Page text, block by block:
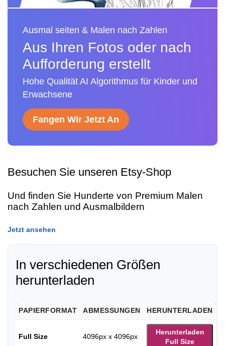
Ausmal seiten & Malen nach Zahlen
Aus Ihren Fotos oder nach
Aufforderung erstellt
Hohe Qualität AI Algorithmus für Kinder und
Erwachsene
Fangen Wir Jetzt An
Besuchen Sie unseren Etsy-Shop
Und finden Sie Hunderte von Premium Malen
nach Zahlen und Ausmalbildern
Jetzt ansehen
In verschiedenen Größen
herunterladen
PAPIERFORMAT ABMESSUNGEN HERUNTERLADEN
Full Size 4096px x 4096px
Herunterladen
Full Size